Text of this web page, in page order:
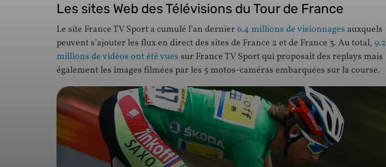
Les sites Web des Télévisions du Tour de France
Le site France TV Sport a cumulé l’an dernier 6.4 millions de visionnages auxquels
peuvent s’ajouter les flux en direct des sites de France 2 et de France 3. Au total, 9.2
millions de vidéos ont été vues sur France TV Sport qui proposait des replays mais
également les images filmées par les 5 motos-caméras embarquées sur la course.